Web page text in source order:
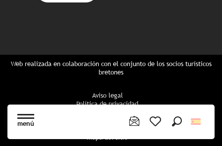
menú
Web realizada en colaboración con el conjunto de los socios turísticos
bretones
Aviso legal
Política de privacidad
Configuración de cookies
mapa del sitio